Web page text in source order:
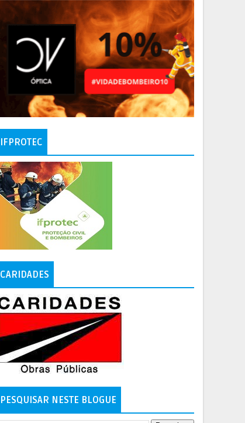
IFPROTEC
CARIDADES
PESQUISAR NESTE BLOGUE